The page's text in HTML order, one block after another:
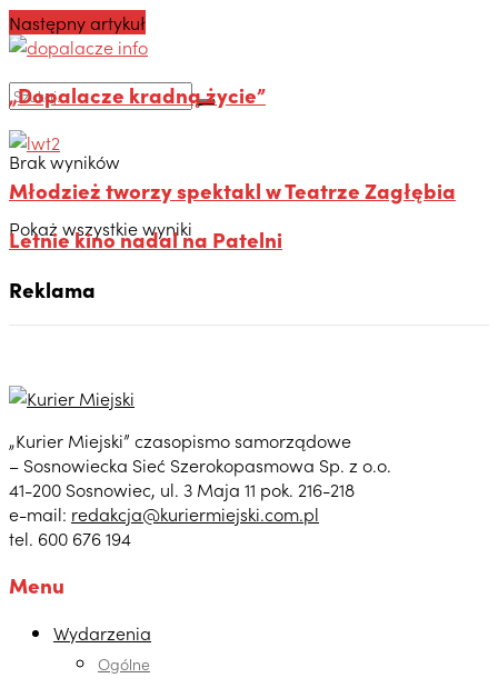
Brak wyników
Pokaż wszystkie wyniki
Następny artykuł
„Dopalacze kradną życie”
Młodzież tworzy spektakl w Teatrze Zagłębia
Letnie kino nadal na Patelni
Reklama
„Kurier Miejski” czasopismo samorządowe
– Sosnowiecka Sieć Szerokopasmowa Sp. z o.o.
41-200 Sosnowiec, ul. 3 Maja 11 pok. 216-218
e-mail: redakcja@kuriermiejski.com.pl
tel. 600 676 194
Menu
Wydarzenia
Ogólne